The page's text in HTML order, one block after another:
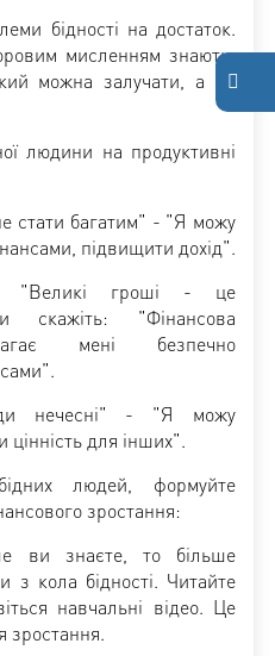
бідності на достаток.
мисленням знають:
можна залучати, а не
людини на продуктивні
стати багатим" - "Я можу
підвищити дохід".
"Великі гроші - це
"Фінансова
мені безпечно
нечесні" - "Я можу
цінність для інших".
людей, формуйте
зростання:
ви знаєте, то більше
з кола бідності. Читайте
навчальні відео. Це
зростання.